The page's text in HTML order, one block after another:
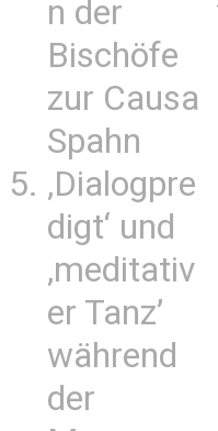
n der
Bischöfe
zur Causa
Spahn
‚Dialogpre
digt‘ und
‚meditativ
er Tanz’
während
der